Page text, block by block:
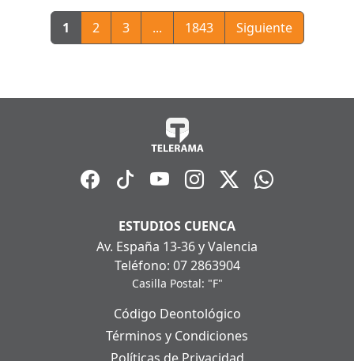
1 2 3 ... 1843 Siguiente
ESTUDIOS CUENCA
Av. España 13-36 y Valencia
Teléfono: 07 2863904
Casilla Postal: "F"
Código Deontológico
Términos y Condiciones